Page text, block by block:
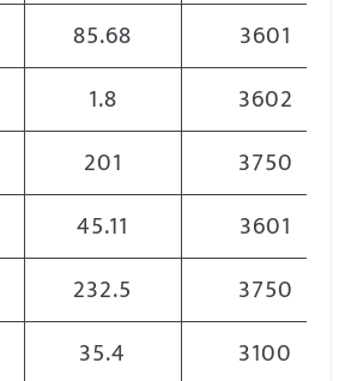
85.68
3601
1.8
3602
201
3750
45.11
3601
232.5
3750
35.4
3100